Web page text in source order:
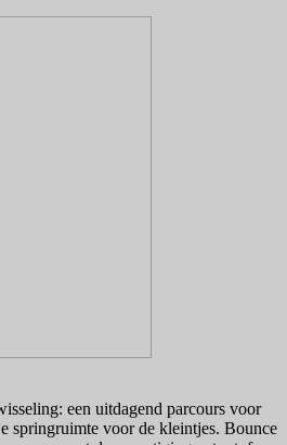
een uitdagend parcours voor
springruimte voor de kleintjes. Bounce